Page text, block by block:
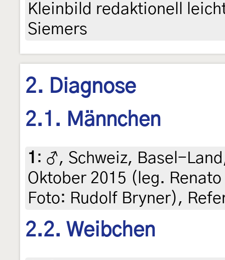
Kleinbild redaktionell
Siemers
2. Diagnose
2.1. Männchen
1 : ♂, Schweiz, Basel-
Oktober 2015 (leg.
Foto: Rudolf Bryner),
2.2. Weibchen